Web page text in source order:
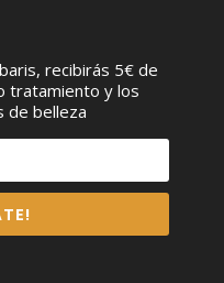
recibirás 5€ de
tratamiento y los
de belleza